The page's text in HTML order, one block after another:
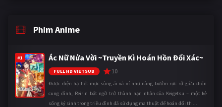
Phim Anime
#1 Ác Nữ Nửa Vời ~Truyền Kì Hoán Hồn Đổi Xác~
FULL HD VIETSUB 10
Được điện hạ hết mực sủng ái và ví như nàng bướm rực rỡ giữa chốn
cung đình, Reirin bất ngờ trở thành nạn nhân của Keigetsu – một kẻ
sống ký sinh trong triều đình đã sử dụng ma thuật để hoán đổi th ...